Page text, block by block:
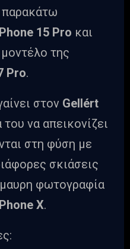
παρακάτω
15 Pro και
της
Pro.
στον Gellért
να απεικονίζει
στη φύση με
σκιάσεις
φωτογραφία
X.